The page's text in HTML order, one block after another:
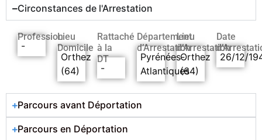
Circonstances de l'Arrestation
Profession
-
Lieu
Domicile
Orthez
(64)
Rattaché
à la
DT
-
Département
d’Arrestation
Pyrénées-
Atlantiques
Lieu
d’Arrestation
Orthez
(64)
Date
26/12/
Parcours avant Déportation
Parcours en Déportation